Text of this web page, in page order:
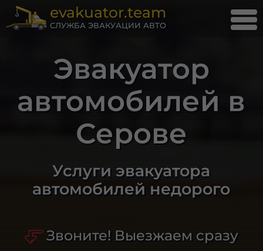
evakuator.team
СЛУЖБА ЭВАКУАЦИИ АВТО
Эвакуатор
автомобилей в
Серове
Услуги эвакуатора
автомобилей недорого
Звоните! Выезжаем сразу